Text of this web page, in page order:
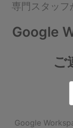
専門スタッフ
Google
ご
Google